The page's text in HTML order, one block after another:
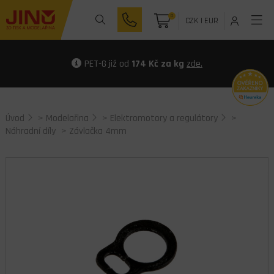
0 CZK| EUR
PET-G již od 174 Kč za kg zde.
Úvod > Modelařina > Elektromotory a regulátory
>
Náhradní díly > Závlačka 4mm